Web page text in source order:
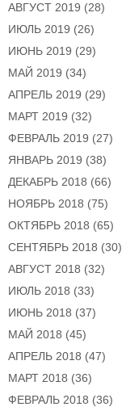
АВГУСТ 2019 (28)
ИЮЛЬ 2019 (26)
ИЮНЬ 2019 (29)
МАЙ 2019 (34)
АПРЕЛЬ 2019 (29)
МАРТ 2019 (32)
ФЕВРАЛЬ 2019 (27)
ЯНВАРЬ 2019 (38)
ДЕКАБРЬ 2018 (66)
НОЯБРЬ 2018 (75)
ОКТЯБРЬ 2018 (65)
СЕНТЯБРЬ 2018 (30)
АВГУСТ 2018 (32)
ИЮЛЬ 2018 (33)
ИЮНЬ 2018 (37)
МАЙ 2018 (45)
АПРЕЛЬ 2018 (47)
МАРТ 2018 (36)
ФЕВРАЛЬ 2018 (36)